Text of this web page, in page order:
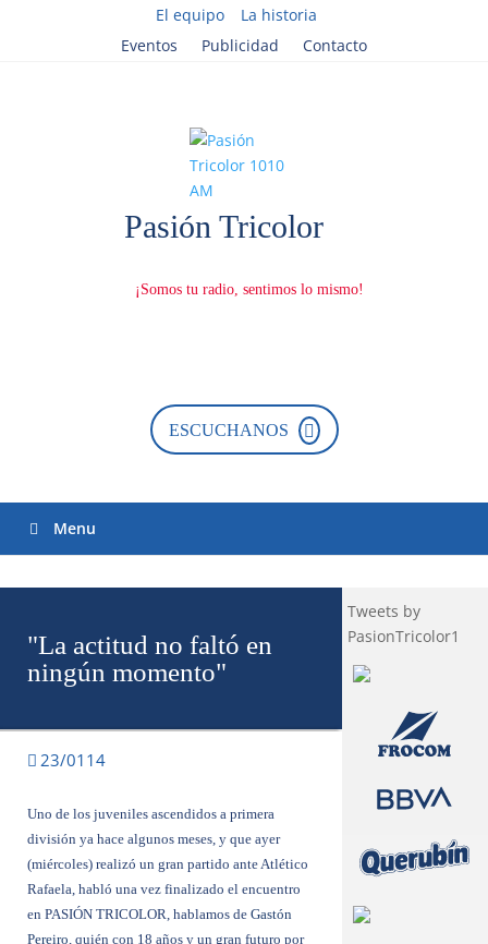
El equipo
La historia
Eventos
Publicidad Contacto
ESCUCHANOS
Menu
"La actitud no faltó en
ningún momento"
23/0114
Uno de los juveniles ascendidos a primera
división ya hace algunos meses, y que ayer
(miércoles) realizó un gran partido ante Atlético
Rafaela, habló una vez finalizado el encuentro
en PASIÓN TRICOLOR, hablamos de Gastón
Pereiro, quién con 18 años y un gran futuro por
Tweets by
PasionTricolor1